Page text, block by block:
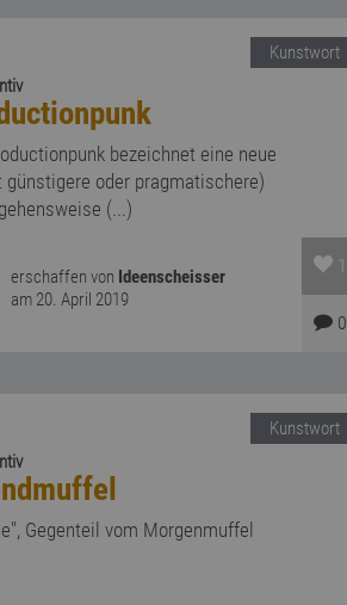
Kunstwort
bezeichnet eine neue
günstigere oder pragmatischere)
(...)
erschaffen von Ideenscheisser
am 20. April 2019
1
0
Kunstwort
Gegenteil vom Morgenmuffel